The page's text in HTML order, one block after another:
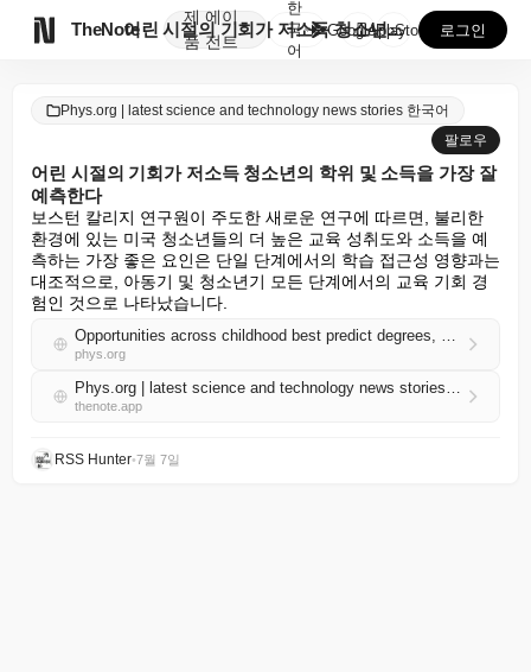
TheNote
제
품
에이
전트
어린 시절의 기회가 저소득 청소년의 학위 및 소득을 가...
한
국
어
GooglePlay
AppStore 로그인
Phys.org | latest science and technology news stories 한국어
팔로우
어린 시절의 기회가 저소득 청소년의 학위 및 소득을 가장 잘
예측한다
보스턴 칼리지 연구원이 주도한 새로운 연구에 따르면, 불리한
환경에 있는 미국 청소년들의 더 높은 교육 성취도와 소득을 예
측하는 가장 좋은 요인은 단일 단계에서의 학습 접근성 영향과는
대조적으로, 아동기 및 청소년기 모든 단계에서의 교육 기회 경
험인 것으로 나타났습니다.
Opportunities across childhood best predict degrees, earnings for low-income youth
phys.org
Phys.org | latest science and technology news stories 한국어 RSS
thenote.app
RSS Hunter•7월 7일